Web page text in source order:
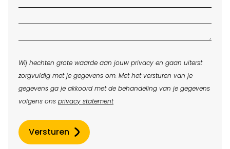
Wij hechten grote waarde aan jouw privacy en gaan uiterst
zorgvuldig met je gegevens om. Met het versturen van je
gegevens ga je akkoord met de behandeling van je gegevens
volgens ons privacy statement
Versturen